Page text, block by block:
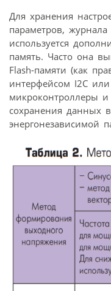
Для хранения
параметров,
используется
память. Часто она
Flash-памяти (как
интерфейсом I2C
микроконтроллеры
сохранения данных
энергонезависимой